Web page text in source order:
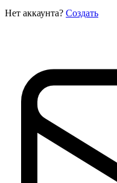
Нет аккаунта? Создать